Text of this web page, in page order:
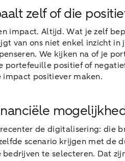
zelf of die
impact. Altijd. Wat je zelf
van ons niet enkel inzicht
We kijken na of je
portefeuille positief of
positiever maken.
de digitalisering: die
scenario krijgen met de
te selecteren. Dat